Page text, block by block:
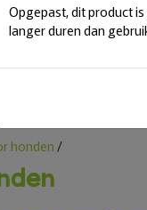
honden /
Opgepast, dit product
langer duren dan